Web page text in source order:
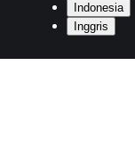
Indonesia
Inggris